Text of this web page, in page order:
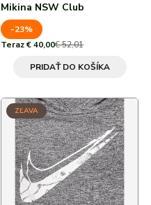
Mikina NSW Club
-23%
Teraz € 40,00€ 52,01
PRIDAŤ DO KOŠÍKA
ZĽAVA